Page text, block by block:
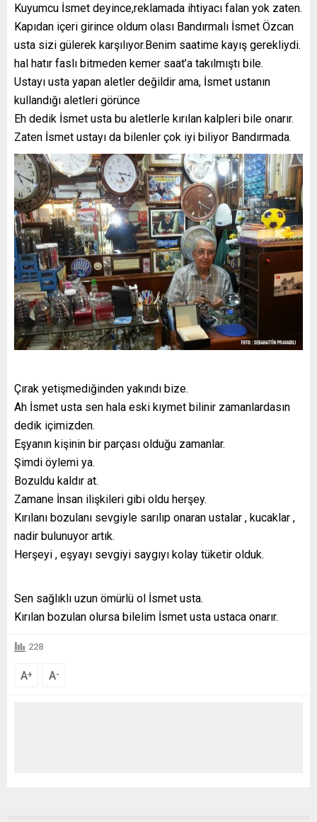
Kuyumcu İsmet deyince,reklamada ihtiyacı falan yok zaten.
Kapıdan içeri girince oldum olası Bandırmalı İsmet Özcan
usta sizi gülerek karşılıyor.Benim saatime kayış gerekliydi.
hal hatır faslı bitmeden kemer saat’a takılmıştı bile.
Ustayı usta yapan aletler değildir ama, İsmet ustanın
kullandığı aletleri görünce
Eh dedik İsmet usta bu aletlerle kırılan kalpleri bile onarır.
Zaten İsmet ustayı da bilenler çok iyi biliyor Bandırmada.
Çırak yetişmediğinden yakındı bize.
Ah İsmet usta sen hala eski kıymet bilinir zamanlardasın
dedik içimizden.
Eşyanın kişinin bir parçası olduğu zamanlar.
Şimdi öylemi ya.
Bozuldu kaldır at.
Zamane İnsan ilişkileri gibi oldu herşey.
Kırılanı bozulanı sevgiyle sarılıp onaran ustalar , kucaklar ,
nadir bulunuyor artık.
Herşeyi , eşyayı sevgiyi saygıyı kolay tüketir olduk.
Sen sağlıklı uzun ömürlü ol İsmet usta.
Kırılan bozulan olursa bilelim İsmet usta ustaca onarır.
228
A+ A-